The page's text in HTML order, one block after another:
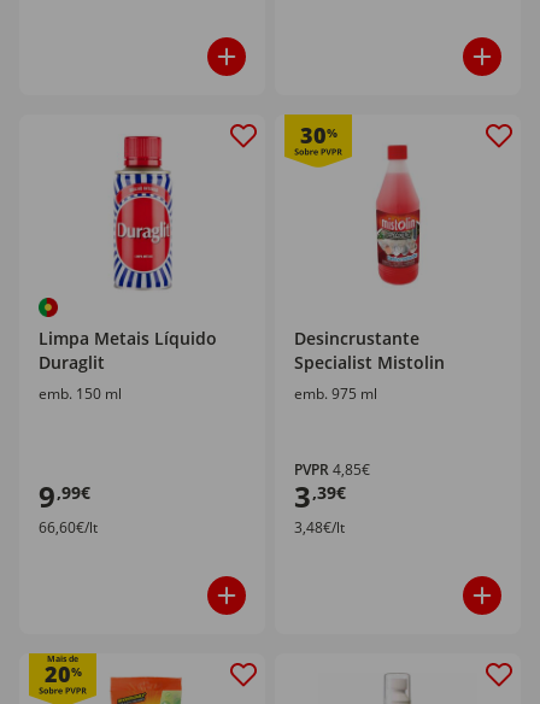
Limpa Metais Líquido
Duraglit
emb. 150 ml
9,99€
66,60€/lt
30%
Desincrustante
Specialist Mistolin
emb. 975 ml
PVPR4,85€
3,39€
3,48€/lt
Mais de
20%